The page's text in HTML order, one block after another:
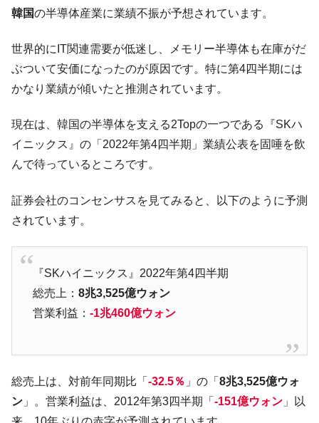
『Money1』
韓国「ここは北朝鮮なのか。選管がサーバ
ーにウソのデータを入力したのは明白だ」
『Money1』
韓国･李在明さっそく不動産対策で浅薄な発
『Money1』
韓国は「中国と同じく」投資に不適格な国
だ。
『Money1』
『韓国銀行』が「金の保有量を増やしま
す」⇒「金を経由するドル入手」手段ではないのか？
『Money1』
韓国･外為取引量「1日当たり1,214.4億ド
『Money1』
韓国･帰ってきた李在明。李在明を支持しな
い「50.5％」に上昇
た ⇒ 国家が行った恐るべき株価操作であり、空前の国政壟
『Money1』
韓国･警察職員が「丸刈りになって抗議活
動」
『Money1』
韓国製造業「半導体絶好調」のウラで他業
種は全般的「不調」⇒ PSIが示す現況は決して良くない。
『Money1』
【米韓激突案件】韓国消費者院が『クーパ
韓国の半導体産業に業績不振が予想されています。
世界的にIT関連需要が低迷し、メモリー半導体も在庫がだ
ぶついて安価になったのが原因です。特に第4四半期には
かなり業績が傾いたと推測されています。
現在は、韓国の半導体を支える2Topの一つである『SKハ
イニックス』の「2022年第4四半期」業績公表を固唾を飲
んで待っているところです。
証券会社のコンセンサスを見てみると、以下のように予測
されています。
『SKハイニックス』2022年第4四半期
総売上： 8兆3,525億ウォン
営業利益： -1兆460億ウォン
総売上は、対前年同期比「 -32.5％ 」の「 8兆3,525億ウォ
ン 」。営業利益は、2012年第3四半期「 -151億ウォン 」以